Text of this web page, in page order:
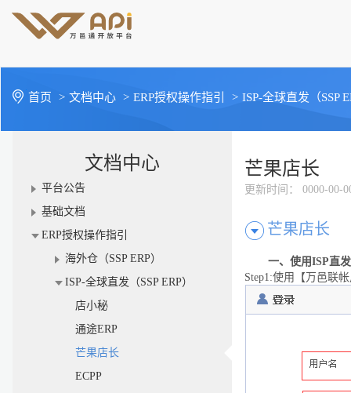
首页 > 文档中心 > ERP授权操作指引 > ISP-全球直发（SSP
文档中心
平台公告
基础文档
ERP授权操作指引
海外仓（SSP ERP）
ISP-全球直发（SSP ERP）
店小秘
通途ERP
芒果店长
ECPP
芒果店长
更新时间 ： 0000-00-
芒果店长
一、 使用ISP直
Step1:使用【万邑联